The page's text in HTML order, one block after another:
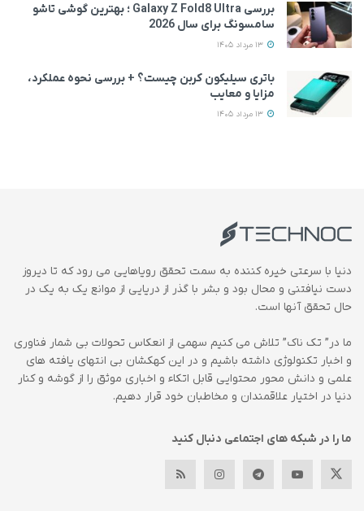
بررسی Galaxy Z Fold8 Ultra ؛ بهترین گوشی تاشو
سامسونگ برای سال 2026
باتری سیلیکون کربن چیست؟ + بررسی نحوه عملکرد،
مزایا و معایب
دنیا با سرعتی خیره کننده به سمت تحقق رویاهایی می رود که تا دیروز
دست نیافتنی و محال بود و بشر با گذر از دریایی از موانع یک به یک در
حال تحقق آنها است.
ما در” تک ناک” تلاش می کنیم سهمی از انعکاس تحولات بی شمار فناوری
و اخبار تکنولوژی داشته باشیم و در این کهکشان بی انتهای یافته های
علمی و دانش محور محتوایی قابل اتکاء و اخباری موثق را از گوشه و کنار
دنیا در اختیار علاقمندان و مخاطبان خود قرار دهیم.
ما را در شبکه های اجتماعی دنبال کنید